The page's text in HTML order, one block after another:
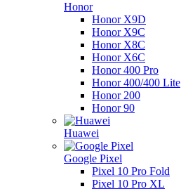
Honor
Honor X9D
Honor X9C
Honor X8C
Honor X6C
Honor 400 Pro
Honor 400/400 Lite
Honor 200
Honor 90
Huawei
Google Pixel
Pixel 10 Pro Fold
Pixel 10 Pro XL